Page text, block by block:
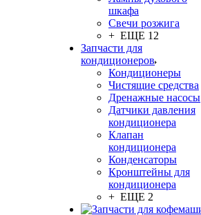
шкафа
Свечи розжига
+ ЕЩЕ 12
Запчасти для
кондиционеров
Кондиционеры
Чистящие средства
Дренажные насосы
Датчики давления
кондиционера
Клапан
кондиционера
Конденсаторы
Кронштейны для
кондиционера
+ ЕЩЕ 2